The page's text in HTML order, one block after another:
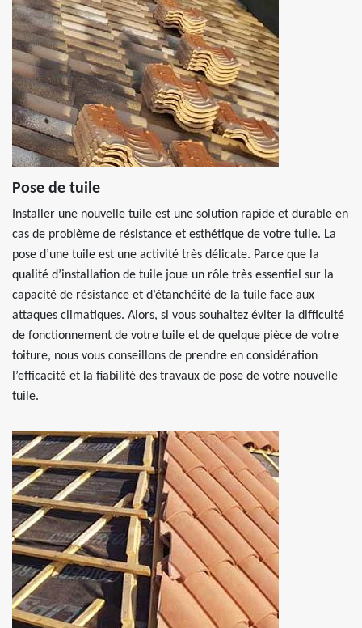
Pose de tuile
Installer une nouvelle tuile est une solution rapide et durable en
cas de problème de résistance et esthétique de votre tuile. La
pose d’une tuile est une activité très délicate. Parce que la
qualité d’installation de tuile joue un rôle très essentiel sur la
capacité de résistance et d’étanchéité de la tuile face aux
attaques climatiques. Alors, si vous souhaitez éviter la difficulté
de fonctionnement de votre tuile et de quelque pièce de votre
toiture, nous vous conseillons de prendre en considération
l’efficacité et la fiabilité des travaux de pose de votre nouvelle
tuile.